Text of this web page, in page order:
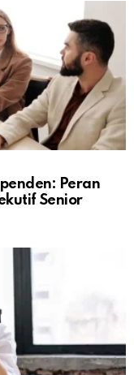
Peran
Senior